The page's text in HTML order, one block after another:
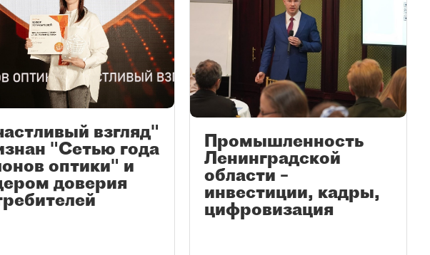
взгляд"
"Сетью года
оптики" и
доверия
Промышленность
Ленинградской
области –
инвестиции, кадры,
цифровизация